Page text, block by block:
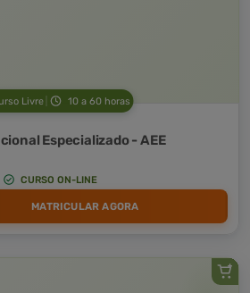
Livre 10 a 60 horas
Especializado - AEE
CURSO ON-LINE
MATRICULAR AGORA